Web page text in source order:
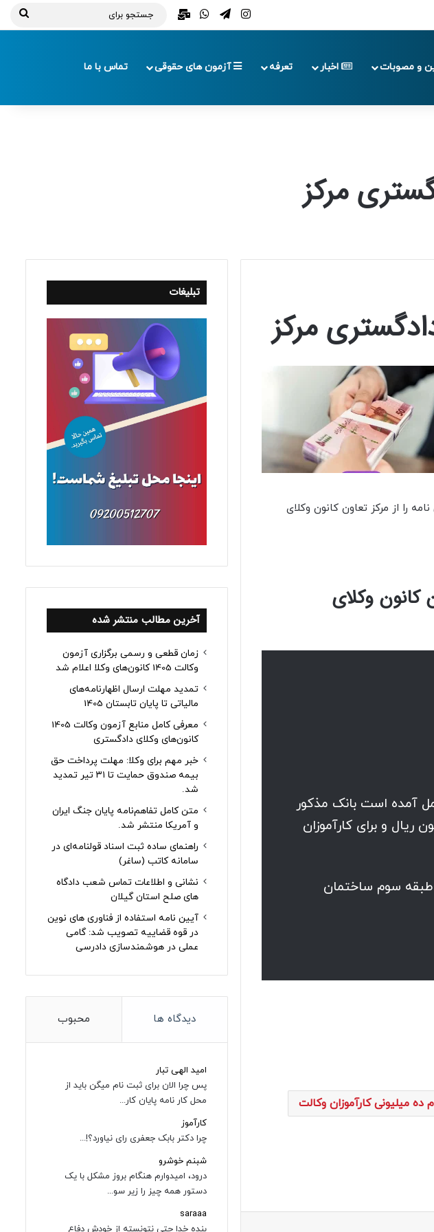
اینستاگرام
تلگرامواتس آپ
ایمیل
و مصوبات اخبار تعرفه آزمون های حقوقی تماس با ما
مرکز
مرکز
را از مرکز تعاون کانون وکلای
کانون وکلای
آمده است بانک مذکور
و برای کارآموزان
طبقه سوم ساختمان
ده میلیونی کارآموزان وکالت
تبلیغات
آخرین مطالب منتشر شده
زمان قطعی و رسمی برگزاری آزمون
وکالت 1405 کانون‌های وکلا اعلام شد
تمدید مهلت ارسال اظهارنامه‌های
مالیاتی تا پایان تابستان 1405
معرفی کامل منابع آزمون وکالت 1405
کانون‌های وکلای دادگستری
خبر مهم برای وکلا: مهلت پرداخت حق
بیمه صندوق حمایت تا ۳۱ تیر تمدید
شد.
متن کامل تفاهم‌نامه پایان جنگ ایران
و آمریکا منتشر شد.
راهنمای ساده ثبت اسناد قولنامه‌ای در
سامانه کاتب (ساغر)
نشانی و اطلاعات تماس شعب دادگاه
های صلح استان گیلان
آیین نامه استفاده از فناوری های نوین
در قوه قضاییه تصویب شد: گامی
عملی در هوشمندسازی دادرسی
دیدگاه ها محبوب
امید الهی تبار
پس چرا الان برای ثبت نام میگن باید از
محل کار نامه پایان کار...
کارآموز
چرا دکتر بابک جعفری رای نیاورد؟!...
شبنم خوشرو
درود، امیدوارم هنگام بروز مشکل با یک
دستور همه چیز را زیر سو...
saraaa
بنده خدا حتی نتونسته از خودش دفاع